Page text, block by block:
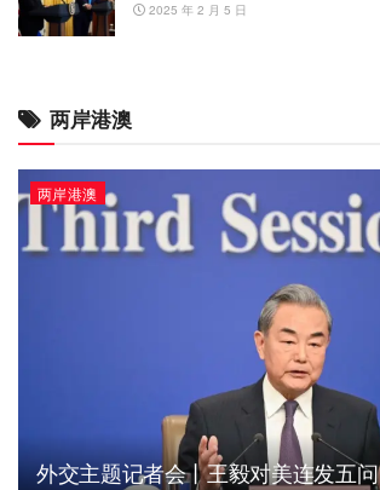
2025 年 2 月 5 日
两岸港澳
两岸港澳
外交主题记者会丨王毅对美连发五问